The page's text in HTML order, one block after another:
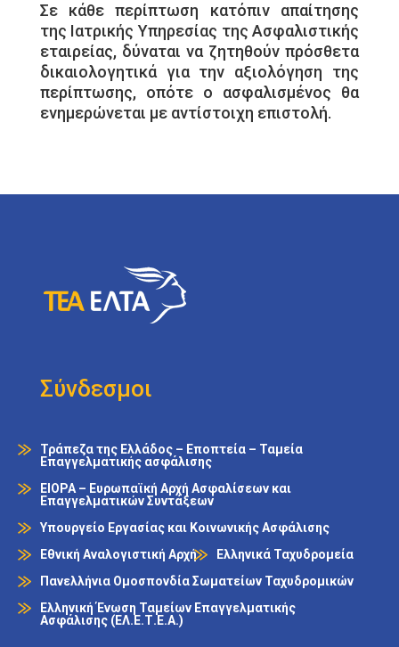
Σε κάθε περίπτωση κατόπιν απαίτησης
της Ιατρικής Υπηρεσίας της Ασφαλιστικής
εταιρείας, δύναται να ζητηθούν πρόσθετα
δικαιολογητικά για την αξιολόγηση της
περίπτωσης, οπότε ο ασφαλισμένος θα
ενημερώνεται με αντίστοιχη επιστολή.
Σύνδεσμοι
Τράπεζα της Ελλάδος – Εποπτεία – Ταμεία
Επαγγελματικής ασφάλισης
EIOPA – Ευρωπαϊκή Αρχή Ασφαλίσεων και
Επαγγελματικών Συντάξεων
Υπουργείο Εργασίας και Κοινωνικής Ασφάλισης
Εθνική Αναλογιστική Αρχή
Ελληνικά Ταχυδρομεία
Πανελλήνια Ομοσπονδία Σωματείων Ταχυδρομικών
Ελληνική Ένωση Ταμείων Επαγγελματικής
Ασφάλισης (ΕΛ.Ε.Τ.Ε.Α.)